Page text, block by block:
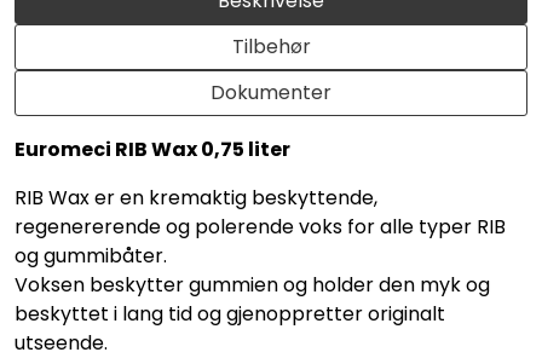
Tilbehør
Dokumenter
Euromeci RIB Wax 0,75 liter
RIB Wax er en kremaktig beskyttende,
regenererende og polerende voks for alle typer RIB
og gummibåter.
Voksen beskytter gummien og holder den myk og
beskyttet i lang tid og gjenoppretter originalt
utseende.